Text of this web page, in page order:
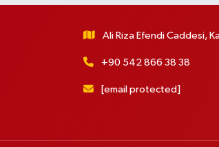
Ali Riza Efendi Caddesi,
+90 542 866 38 38
[email protected]